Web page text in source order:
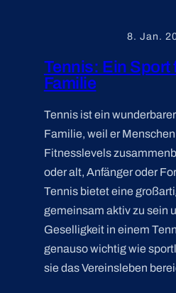
8. Jan.
Tennis: Ein Sport
Familie
Tennis ist ein
Familie, weil er
Fitnesslevels
oder alt, Anfänger oder
Tennis bietet eine
gemeinsam aktiv zu sein
Geselligkeit in einem
genauso wichtig wie
sie das Vereinsleben